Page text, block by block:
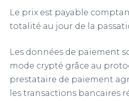
Le prix est payable
totalité au jour de la
Les données de paiement
mode crypté grâce au
prestataire de paiement
les transactions bancaires